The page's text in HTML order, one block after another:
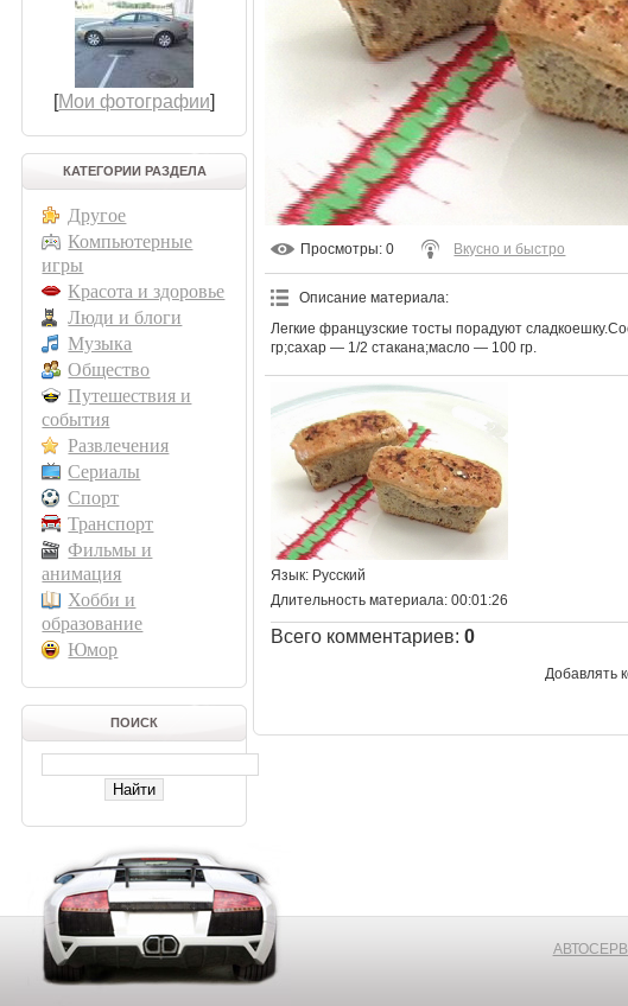
[Мои фотографии]
КАТЕГОРИИ РАЗДЕЛА
Другое
Компьютерные
игры
Красота и здоровье
Люди и блоги
Музыка
Общество
Путешествия и
события
Развлечения
Сериалы
Спорт
Транспорт
Фильмы и
анимация
Хобби и
образование
Юмор
ПОИСК
Просмотры: 0 Вкусно и быстро
Описание материала:
Легкие французские тосты порадуют
гр;сахар — 1/2 стакана;масло — 100 гр.
Язык: Русский
Длительность материала: 00:01:26
Всего комментариев:0
Добавлять